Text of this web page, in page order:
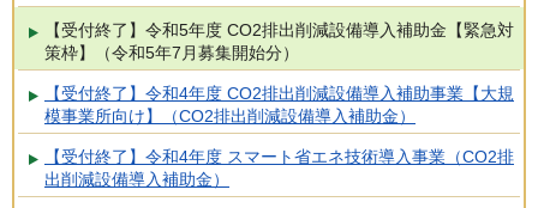
【受付終了】令和5年度 CO2排出削減設備導入補助金【緊急対
策枠】（令和5年7月募集開始分）
【受付終了】令和4年度 CO2排出削減設備導入補助事業【大規
模事業所向け】（CO2排出削減設備導入補助金）
【受付終了】令和4年度 スマート省エネ技術導入事業（CO2排
出削減設備導入補助金）